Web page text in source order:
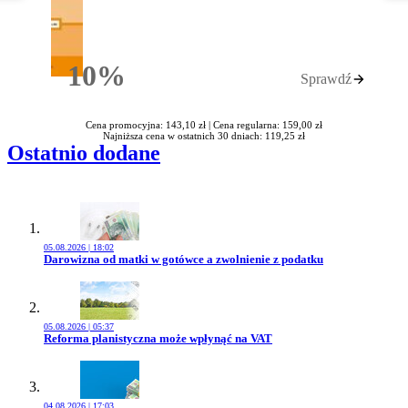
10%Rabatu Sprawdź
Cena promocyjna: 143,10 zł | Cena regularna: 159,00 zł
Najniższa cena w ostatnich 30 dniach: 119,25 zł
Ostatnio dodane
05.08.2026 | 18:02
Przejdź do artykułu:
Darowizna od matki w gotówce a zwolnienie z podatku
05.08.2026 | 05:37
Przejdź do artykułu:
Reforma planistyczna może wpłynąć na VAT